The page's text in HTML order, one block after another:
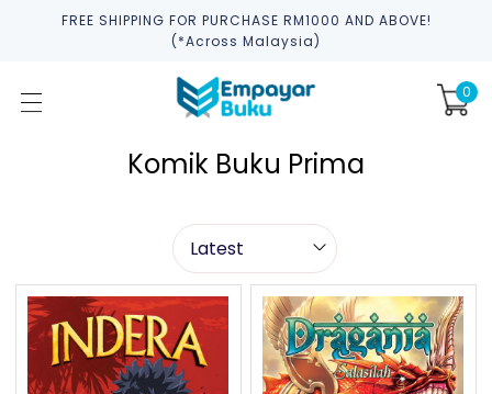
FREE SHIPPING FOR PURCHASE RM1000 AND ABOVE!
(*across Malaysia)
0
Komik Buku Prima